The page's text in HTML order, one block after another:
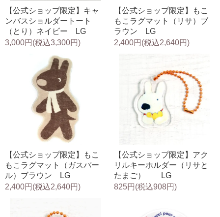
【公式ショップ限定】キャ
ンバスショルダートート
（とり）ネイビー LG
3,000円(税込3,300円)
【公式ショップ限定】もこ
もこラグマット（リサ）ブ
ラウン LG
2,400円(税込2,640円)
【公式ショップ限定】もこ
もこラグマット（ガスパー
ル）ブラウン LG
2,400円(税込2,640円)
【公式ショップ限定】アク
リルキーホルダー（リサと
たまご） LG
825円(税込908円)